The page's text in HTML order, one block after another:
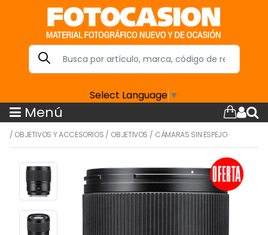
Select Language ▼
Menú
/ OBJETIVOS Y ACCESORIOS / OBJETIVOS / CÁMARAS SIN ESPEJO